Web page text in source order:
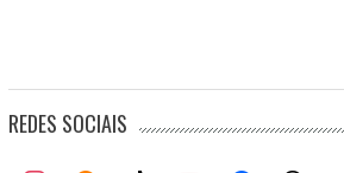
REDES SOCIAIS